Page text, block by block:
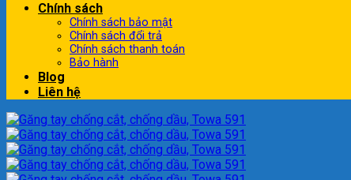
Chính sách
Chính sách bảo mật
Chính sách đổi trả
Chính sách thanh toán
Bảo hành
Blog
Liên hệ